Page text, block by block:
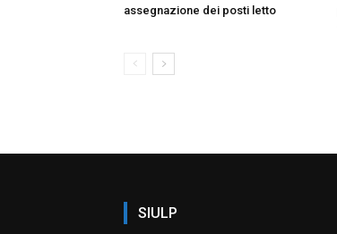
assegnazione dei posti letto
SIULP